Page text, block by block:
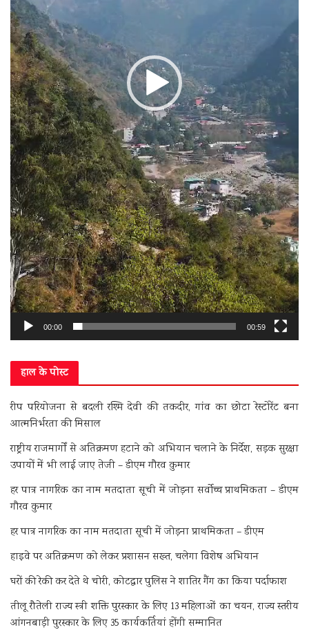
00:00 00:59
हाल के पोस्ट
रीप परियोजना से बदली रश्मि देवी की तकदीर, गांव का छोटा रेस्टोरेंट बना
आत्मनिर्भरता की मिसाल
राष्ट्रीय राजमार्गों से अतिक्रमण हटाने को अभियान चलाने के निर्देश, सड़क सुरक्षा
उपायों में भी लाई जाए तेजी – डीएम गौरव कुमार
हर पात्र नागरिक का नाम मतदाता सूची में जोड़ना सर्वोच्च प्राथमिकता – डीएम
गौरव कुमार
हर पात्र नागरिक का नाम मतदाता सूची में जोड़ना प्राथमिकता – डीएम
हाइवे पर अतिक्रमण को लेकर प्रशासन सख्त, चलेगा विशेष अभियान
घरों की रेकी कर देते थे चोरी, कोटद्वार पुलिस ने शातिर गैंग का किया पर्दाफाश
तीलू रौतेली राज्य स्त्री शक्ति पुरस्कार के लिए 13 महिलाओं का चयन, राज्य स्तरीय
आंगनबाड़ी पुरस्कार के लिए 35 कार्यकर्तियां होंगी सम्मानित